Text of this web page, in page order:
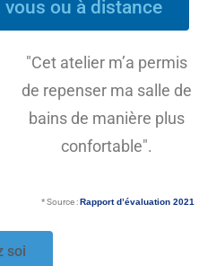
ou à distance
"Cet atelier m’a permis
de repenser ma salle de
bains de manière plus
confortable".
* Source :Rapport d’évaluation 2021
soi